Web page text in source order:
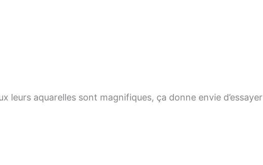
leurs aquarelles sont magnifiques, ça donne envie d’essayer